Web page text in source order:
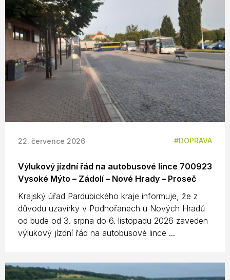
22. července 2026 DOPRAVA
Výlukový jízdní řád na autobusové lince 700923
Vysoké Mýto – Zádolí – Nové Hrady – Proseč
Krajský úřad Pardubického kraje informuje, že z
důvodu uzavírky v Podhořanech u Nových Hradů
od bude od 3. srpna do 6. listopadu 2026 zaveden
výlukový jízdní řád na autobusové lince ...